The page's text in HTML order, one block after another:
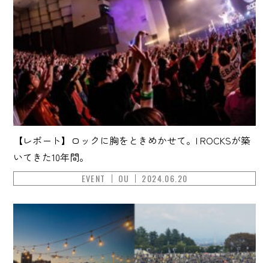
【レポート】ロックに胸をときめかせて。I ROCKSが築
いてきた10年間。
EVENT OU 2024.06.20